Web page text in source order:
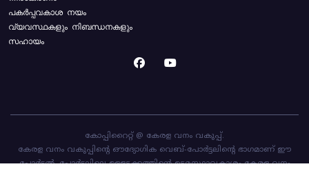
പകർപ്പവകാശ നയം
വ്യവസ്ഥകളും നിബന്ധനകളും
സഹായം
കോപ്പിറൈറ്റ് @ കേരള വനം വകുപ്പ്.
കേരള വനം വകുപ്പിന്റെ ഔദ്യോഗിക വെബ്-പോർട്ടലിന്റെ ഭാഗമാണ് ഈ
പോർട്ടൽ. പോർട്ടലിലെ ഉള്ളടക്കത്തിന്റെ ഉടമസ്ഥാവകാശം കേരള വനം